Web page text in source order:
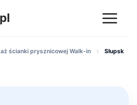
ścianki prysznicowej Walk-in Słupsk